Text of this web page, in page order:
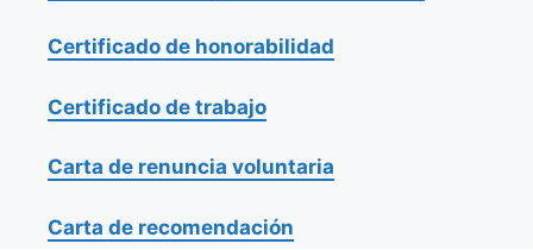
Certificado de honorabilidad
Certificado de trabajo
Carta de renuncia voluntaria
Carta de recomendación